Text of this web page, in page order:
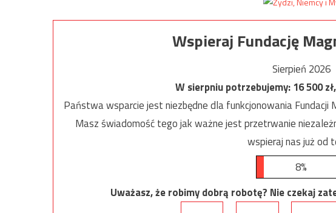
Wspieraj Fundację
Sierpień 2026
W sierpniu potrzebujemy:16 500
Państwa wsparcie jest niezbędne dla funkcjonowania Fundacji
Masz świadomość tego jak ważne jest przetrwanie
wspieraj nas już od
8%
Uważasz, że robimy dobrą robotę? Nie czekaj